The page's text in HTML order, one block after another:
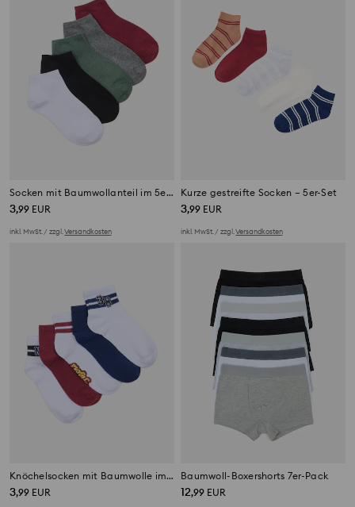
Socken mit Baumwollanteil im 5er-Pack
3,99 EUR
inkl. MwSt. / zzgl.Versandkosten
Kurze gestreifte Socken – 5er-Set
3,99 EUR
inkl. MwSt. / zzgl.Versandkosten
Knöchelsocken mit Baumwolle im 5er-Pack
3,99 EUR
Baumwoll-Boxershorts 7er-Pack
12,99 EUR